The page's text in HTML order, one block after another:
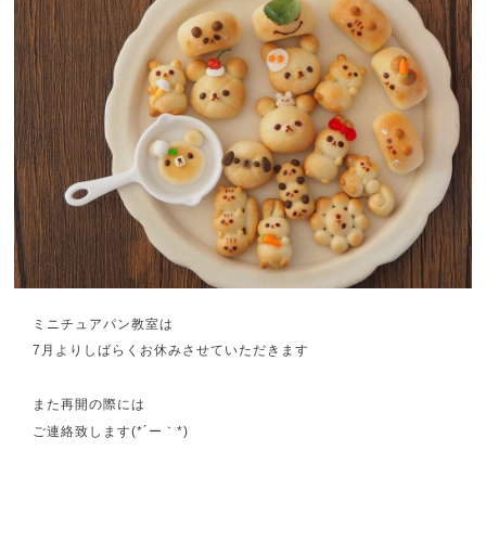
ミニチュアパン教室は
7月よりしばらくお休みさせていただきます
また再開の際には
ご連絡致します(*´ー｀*)